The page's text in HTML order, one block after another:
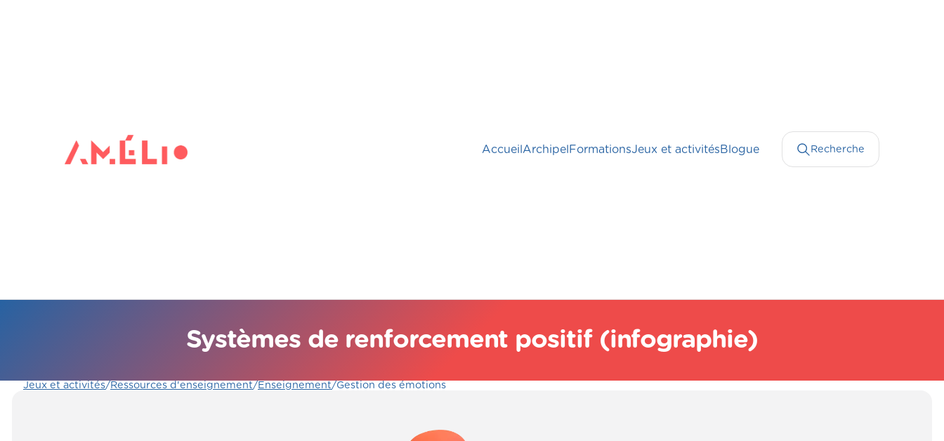
Accueil Archipel FormationsJeux et activitésBlogue Recherche
Systèmes de renforcement positif (infographie)
Jeux et activités/Ressources d'enseignement/Enseignement/Gestion des émotions